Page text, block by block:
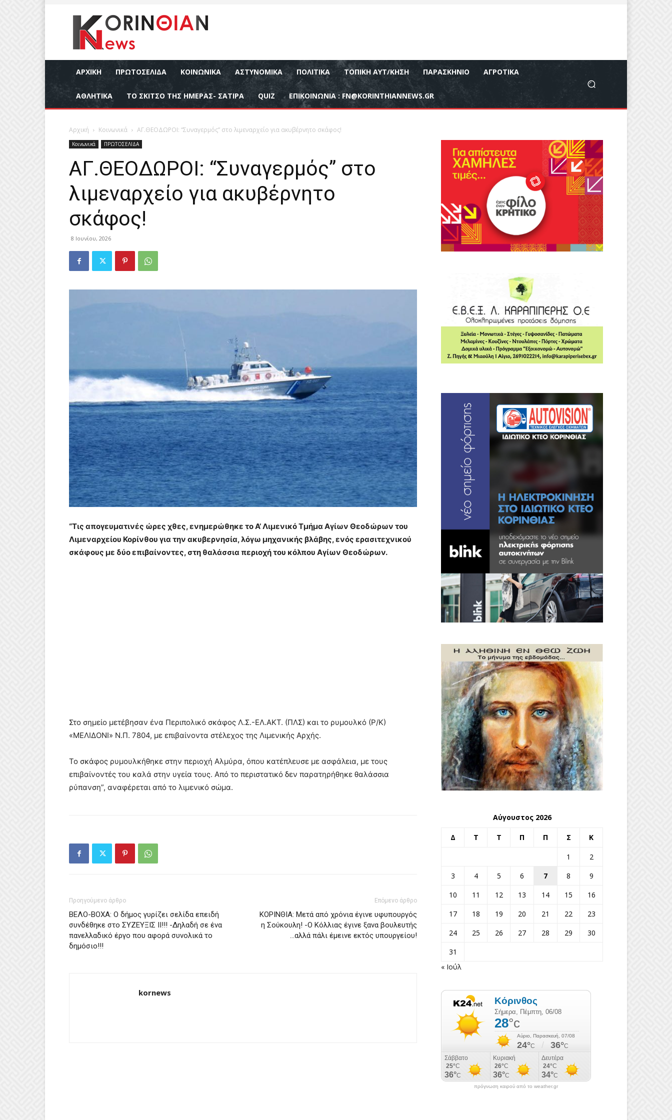
ΑΡΧΙΚΉ ΠΡΩΤΟΣΕΛΙΔΑ ΚΟΙΝΩΝΙΚΆ ΑΣΤΥΝΟΜΙΚΆ ΠΟΛΙΤΙΚΆ ΤΟΠΙΚΉ ΑΥΤ/ΚΗΣΗ ΠΑΡΑΣΚΉΝΙΟ ΑΓΡΟΤΙΚΆ
ΑΘΛΗΤΙΚΆ ΤΟ ΣΚΙΤΣΟ ΤΗΣ ΗΜΕΡΑΣ- ΣΑΤΙΡΑ QUIZ ΕΠΙΚΟΙΝΩΝΊΑ : FN@KORINTHIANNEWS.GR
Αρχική Κοινωνικά ΑΓ.ΘΕΟΔΩΡΟΙ: “Συναγερμός” στο λιμεναρχείο για ακυβέρνητο σκάφος!
Κοινωνικά ΠΡΩΤΟΣΕΛΙΔΑ
ΑΓ.ΘΕΟΔΩΡΟΙ: “Συναγερμός” στο
λιμεναρχείο για ακυβέρνητο
σκάφος!
8 Ιουνίου, 2026
“Τις απογευματινές ώρες χθες, ενημερώθηκε το Α’ Λιμενικό Τμήμα Αγίων Θεοδώρων του
Λιμεναρχείου Κορίνθου για την ακυβερνησία, λόγω μηχανικής βλάβης, ενός ερασιτεχνικού
σκάφους με δύο επιβαίνοντες, στη θαλάσσια περιοχή του κόλπου Αγίων Θεοδώρων.
Στο σημείο μετέβησαν ένα Περιπολικό σκάφος Λ.Σ.-ΕΛ.ΑΚΤ. (ΠΛΣ) και το ρυμουλκό (Ρ/Κ)
«ΜΕΛΙΔΟΝΙ» Ν.Π. 7804, με επιβαίνοντα στέλεχος της Λιμενικής Αρχής.
Το σκάφος ρυμουλκήθηκε στην περιοχή Αλμύρα, όπου κατέπλευσε με ασφάλεια, με τους
επιβαίνοντές του καλά στην υγεία τους. Από το περιστατικό δεν παρατηρήθηκε θαλάσσια
ρύπανση”, αναφέρεται από το λιμενικό σώμα.
Προηγούμενο άρθρο
ΒΕΛΟ-ΒΟΧΑ: Ο δήμος γυρίζει σελίδα επειδή
συνδέθηκε στο ΣΥΖΕΥΞΙΣ ΙΙ!!! -Δηλαδή σε ένα
πανελλαδικό έργο που αφορά συνολικά το
δημόσιο!!!
Επόμενο άρθρο
ΚΟΡΙΝΘΙΑ: Μετά από χρόνια έγινε υφυπουργός
η Σούκουλη! -Ο Κόλλιας έγινε ξανα βουλευτής
…αλλά πάλι έμεινε εκτός υπουργείου!
kornews
Αύγουστος 2026
Δ Τ Τ Π Π Σ Κ
1
2
3
4 5 6 7 8
9
10
11 12 13 14 15
16
17
18 19 20 21 22
23
24
25 26 27 28 29
30
31
« Ιούλ
πρόγνωση καιρού από το weather.gr